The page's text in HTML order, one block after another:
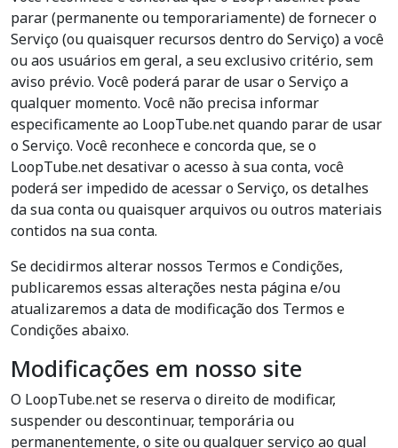
parar (permanente ou temporariamente) de fornecer o
Serviço (ou quaisquer recursos dentro do Serviço) a você
ou aos usuários em geral, a seu exclusivo critério, sem
aviso prévio. Você poderá parar de usar o Serviço a
qualquer momento. Você não precisa informar
especificamente ao LoopTube.net quando parar de usar
o Serviço. Você reconhece e concorda que, se o
LoopTube.net desativar o acesso à sua conta, você
poderá ser impedido de acessar o Serviço, os detalhes
da sua conta ou quaisquer arquivos ou outros materiais
contidos na sua conta.
Se decidirmos alterar nossos Termos e Condições,
publicaremos essas alterações nesta página e/ou
atualizaremos a data de modificação dos Termos e
Condições abaixo.
Modificações em nosso site
O LoopTube.net se reserva o direito de modificar,
suspender ou descontinuar, temporária ou
permanentemente, o site ou qualquer serviço ao qual